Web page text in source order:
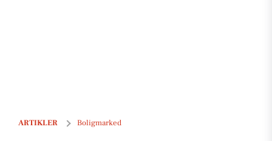
ARTIKLER Boligmarked
Trængstrupvej 3 til salg for 1,1 mio. kroner - Se 5 andre boliger til